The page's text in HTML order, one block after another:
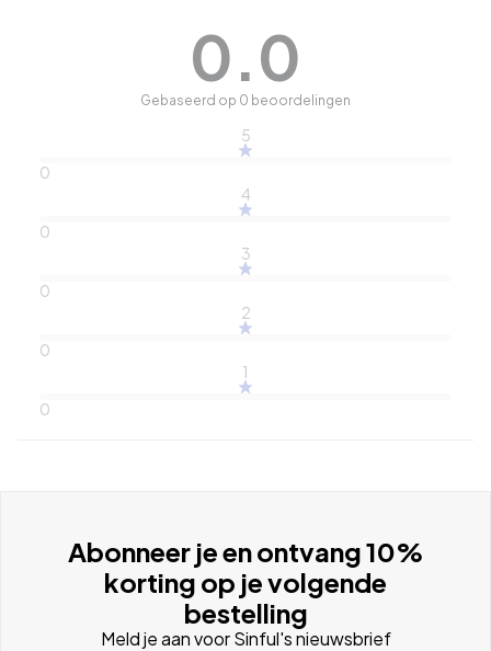
0.0
Gebaseerd op 0 beoordelingen
5
0
4
0
3
0
2
0
1
0
Abonneer je en ontvang 10%
korting op je volgende
bestelling
Meld je aan voor Sinful's nieuwsbrief